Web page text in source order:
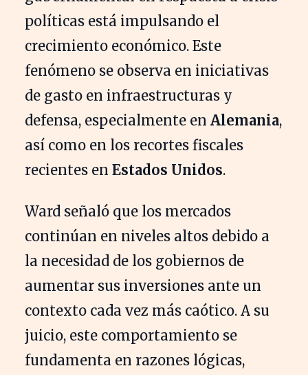
políticas está impulsando el
crecimiento económico. Este
fenómeno se observa en iniciativas
de gasto en infraestructuras y
defensa, especialmente en Alemania,
así como en los recortes fiscales
recientes en Estados Unidos.
Ward señaló que los mercados
continúan en niveles altos debido a
la necesidad de los gobiernos de
aumentar sus inversiones ante un
contexto cada vez más caótico. A su
juicio, este comportamiento se
fundamenta en razones lógicas,